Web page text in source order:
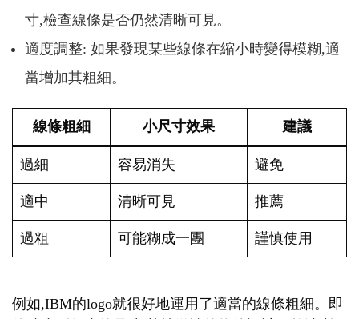
寸,檢查線條是否仍然清晰可見。
適度調整: 如果發現某些線條在縮小時變得模糊,適
當增加其粗細。
線條粗細 小尺寸效果 建議
過細 容易消失 避免
適中 清晰可見 推薦
過粗 可能糊成一團 謹慎使用
例如,IBM的logo就很好地運用了適當的線條粗細。即